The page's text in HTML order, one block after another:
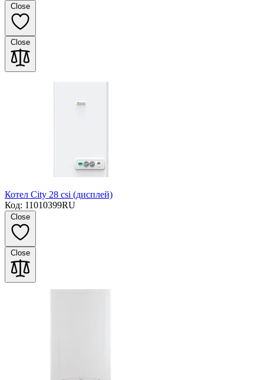
Close
Close
Котел City 28 csi (дисплей)
Код: 11010399RU
Close
Close